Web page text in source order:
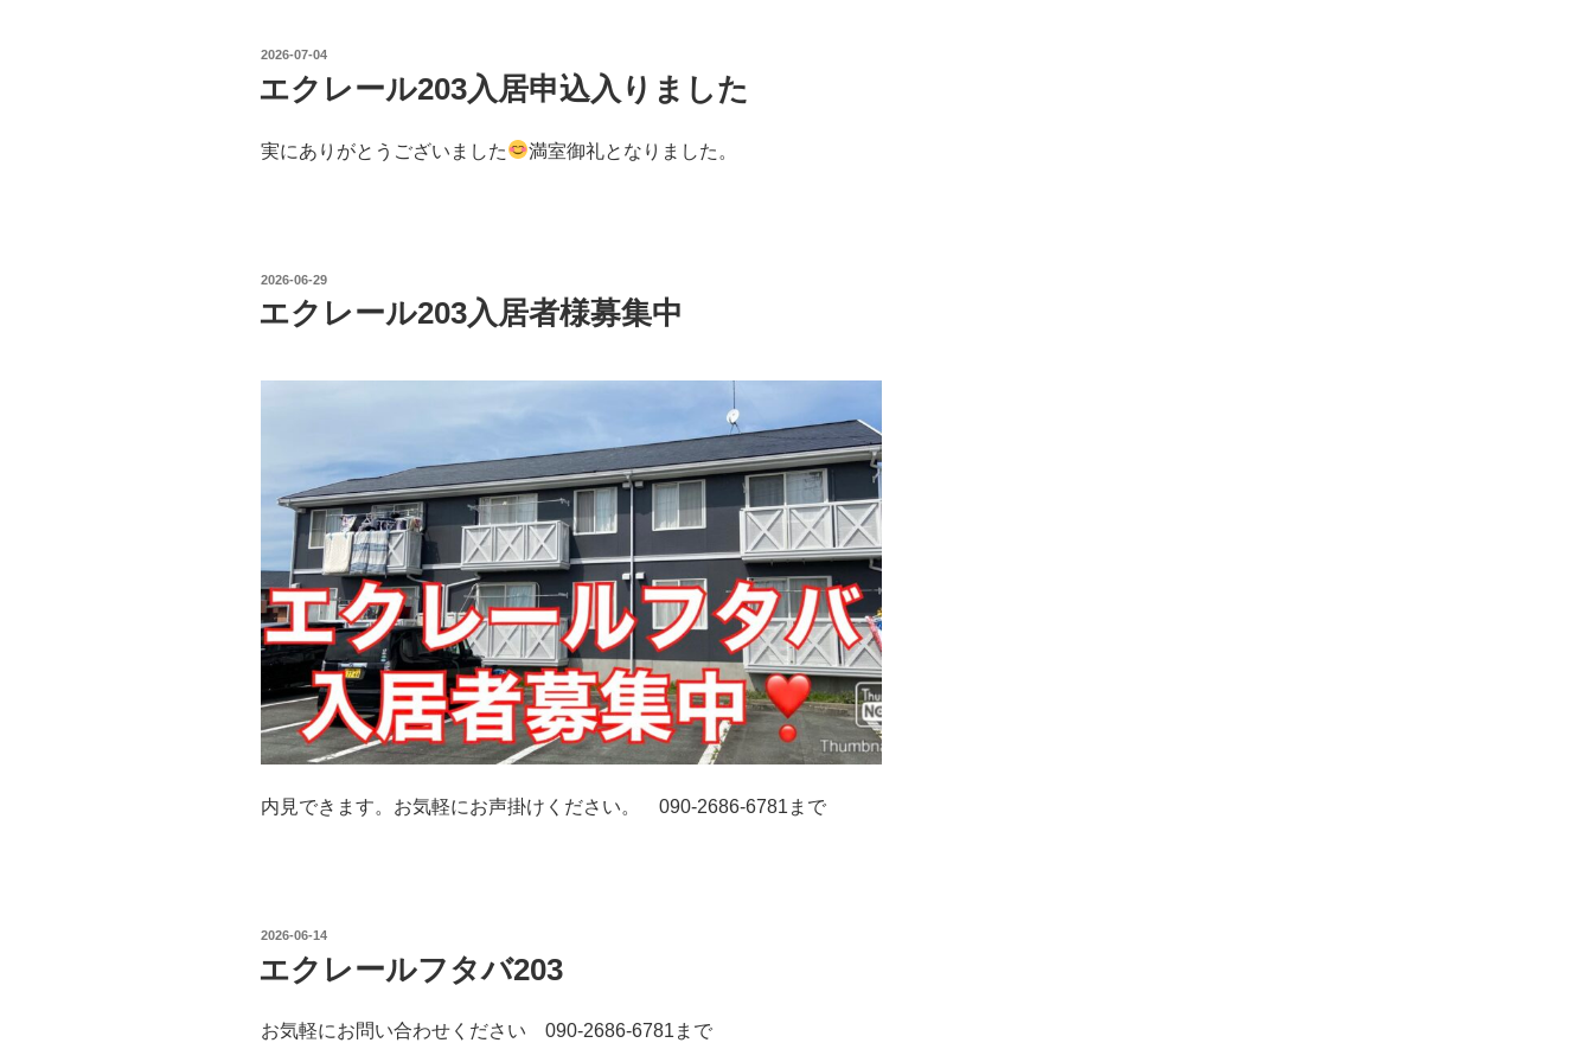
投
日:
2026-07-04
エクレール203入居申込入りました
実にありがとうございました 満室御礼となりました。
投
日:
2026-06-29
エクレール203入居者様募集中
内見できます。お気軽にお声掛けください。 090-2686-6781まで
投
2026-06-14
エクレールフタバ203
お気軽にお問い合わせください 090-2686-6781まで